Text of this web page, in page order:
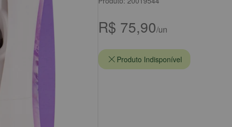
R$ 75,90/un
Produto Indisponível